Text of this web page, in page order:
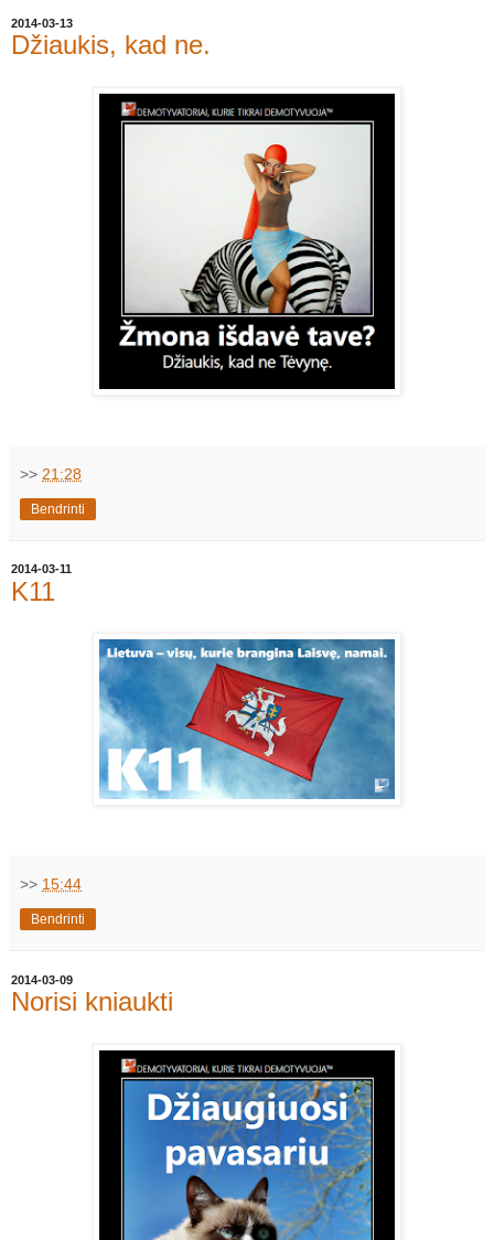
2014-03-13
Džiaukis, kad ne.
>> 21:28
Bendrinti
2014-03-11
K11
>> 15:44
Bendrinti
2014-03-09
Norisi kniaukti